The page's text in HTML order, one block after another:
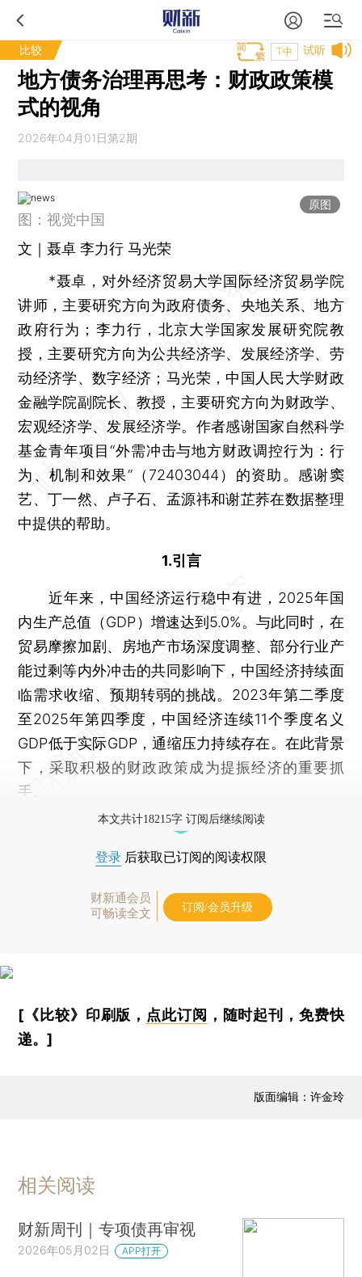
比较 试听
T中
地方债务治理再思考：财政政策模
式的视角
2026年04月01日第2期
原图
图：视觉中国
文｜聂卓 李力行 马光荣
*聂卓，对外经济贸易大学国际经济贸易学院
讲师，主要研究方向为政府债务、央地关系、地方
政府行为；李力行，北京大学国家发展研究院教
授，主要研究方向为公共经济学、发展经济学、劳
动经济学、数字经济；马光荣，中国人民大学财政
金融学院副院长、教授，主要研究方向为财政学、
宏观经济学、发展经济学。作者感谢国家自然科学
基金青年项目“外需冲击与地方财政调控行为：行
为、机制和效果”（72403044）的资助。感谢窦
艺、丁一然、卢子石、孟源祎和谢芷荞在数据整理
中提供的帮助。
1.引言
近年来，中国经济运行稳中有进，2025年国
内生产总值（GDP）增速达到5.0%。与此同时，在
贸易摩擦加剧、房地产市场深度调整、部分行业产
能过剩等内外冲击的共同影响下，中国经济持续面
临需求收缩、预期转弱的挑战。2023年第二季度
至2025年第四季度，中国经济连续11个季度名义
GDP低于实际GDP，通缩压力持续存在。在此背景
下，采取积极的财政政策成为提振经济的重要抓
手。
本文共计18215字 订阅后继续阅读
登录 后获取已订阅的阅读权限
财新通会员
可畅读全文
订阅/会员升级
[《比较》印刷版， 点此订阅 ，随时起刊，免费快
递。]
版面编辑：许金玲
相关阅读
财新周刊｜专项债再审视
2026年05月02日 APP打开